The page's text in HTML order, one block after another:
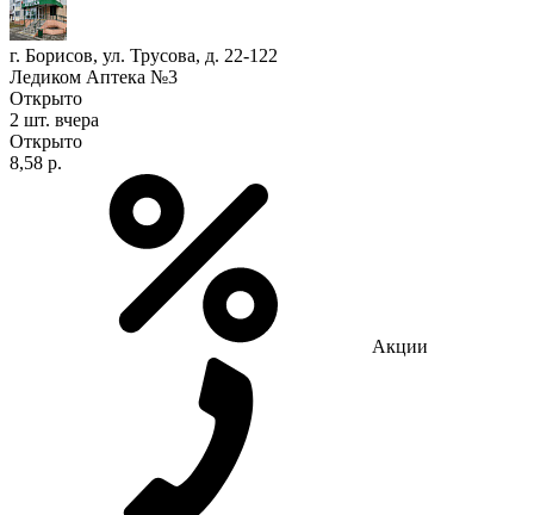
г. Борисов, ул. Трусова, д. 22-122
Ледиком Аптека №3
Открыто
2 шт. вчера
Открыто
8,58 р.
Акции